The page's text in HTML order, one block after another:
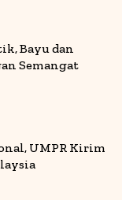
Bayu dan
Semangat
UMPR Kirim